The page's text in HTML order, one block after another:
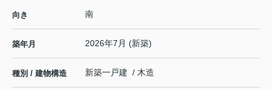
向き 南
築年月 2026年7月 (新築)
種別 / 建物構造 新築一戸建 / 木造